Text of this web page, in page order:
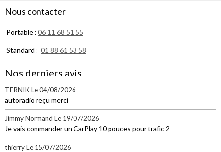
Nous contacter
Portable : 06 11 68 51 55
Standard : 01 88 61 53 58
Nos derniers avis
TERNIK Le 04/08/2026
autoradio reçu merci
Jimmy Normand Le 19/07/2026
Je vais commander un CarPlay 10 pouces pour trafic 2
thierryLe 15/07/2026